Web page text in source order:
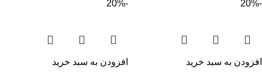
-20%
افزودن به سبد خرید
-20%
افزودن به سبد خرید